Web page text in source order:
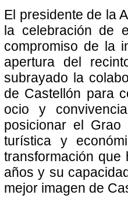
El presidente de la
la celebración de
compromiso de la
apertura del
subrayado la
de Castellón para
ocio y
posicionar el
turística y
transformación que
años y su
mejor imagen de